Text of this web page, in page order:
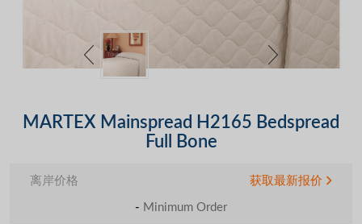
MARTEX Mainspread H2165 Bedspread
Full Bone
离岸价格 获取最新报价
- Minimum Order